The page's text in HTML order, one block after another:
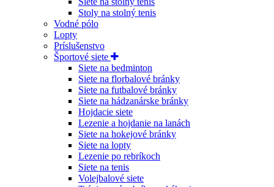
Stoly na stolný tenis
Vodné pólo
Lopty
Príslušenstvo
Športové siete
Siete na bedminton
Siete na florbalové bránky
Siete na futbalové bránky
Siete na hádzanárske bránky
Hojdacie siete
Lezenie a hojdanie na lanách
Siete na hokejové bránky
Siete na lopty
Lezenie po rebríkoch
Siete na tenis
Volejbalové siete